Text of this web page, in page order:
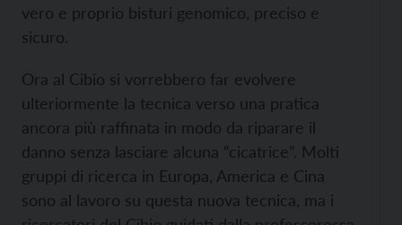
vero e proprio bisturi genomico, preciso e
sicuro.
Ora al Cibio si vorrebbero far evolvere
ulteriormente la tecnica verso una pratica
ancora più raffinata in modo da riparare il
danno senza lasciare alcuna “cicatrice”. Molti
gruppi di ricerca in Europa, America e Cina
sono al lavoro su questa nuova tecnica, ma i